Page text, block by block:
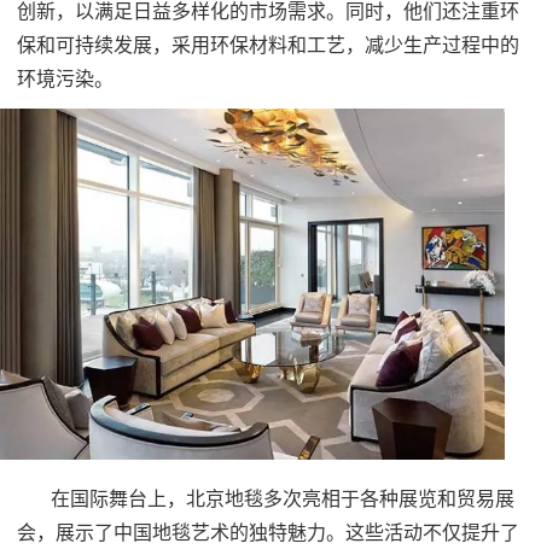
创新，以满足日益多样化的市场需求。同时，他们还注重环
保和可持续发展，采用环保材料和工艺，减少生产过程中的
环境污染。
在国际舞台上，北京地毯多次亮相于各种展览和贸易展
会，展示了中国地毯艺术的独特魅力。这些活动不仅提升了